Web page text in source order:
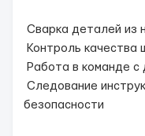
Сварка деталей из
Контроль качества
Работа в команде с
Следование
безопасности